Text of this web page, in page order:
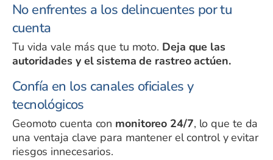
No enfrentes a los delincuentes por tu
cuenta
Tu vida vale más que tu moto. Deja que las
autoridades y el sistema de rastreo actúen.
Confía en los canales oficiales y
tecnológicos
Geomoto cuenta con monitoreo 24/7, lo que te da
una ventaja clave para mantener el control y evitar
riesgos innecesarios.